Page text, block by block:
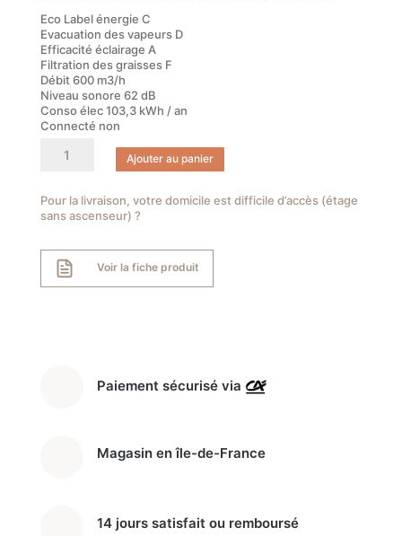
Eco Label énergie C
Evacuation des vapeurs D
Efficacité éclairage A
Filtration des graisses F
Débit 600 m3/h
Niveau sonore 62 dB
Conso élec 103,3 kWh / an
Connecté non
LFV429K
Hotte
murale
90cm
Ajouter au panier
Pour la livraison, votre domicile est difficile d’accès (étage
sans ascenseur) ?
Voir la fiche produit
Paiement sécurisé via
Magasin en île-de-France
14 jours satisfait ou remboursé